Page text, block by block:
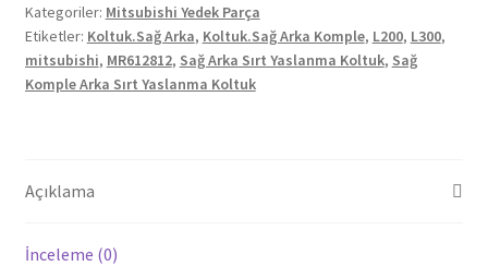
Arka
Komple
Sırt
Yaslanma
Kategoriler: Mitsubishi Yedek Parça
Etiketler: Koltuk.Sağ Arka, Koltuk.Sağ Arka Komple, L200, L300,
mitsubishi, MR612812, Sağ Arka Sırt Yaslanma Koltuk, Sağ
Komple Arka Sırt Yaslanma Koltuk
Açıklama
İnceleme (0)